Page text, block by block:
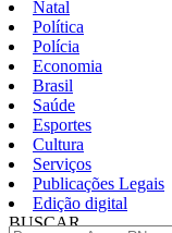
Natal
Política
Polícia
Economia
Brasil
Saúde
Esportes
Cultura
Serviços
Publicações Legais
Edição digital
BUSCAR